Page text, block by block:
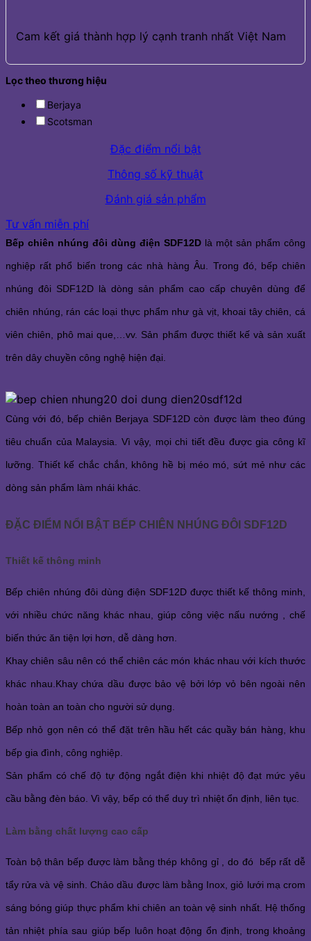
Cam kết giá thành hợp lý cạnh tranh nhất Việt Nam
Lọc theo thương hiệu
Berjaya
Scotsman
Đặc điểm nổi bật
Thông số kỹ thuật
Đánh giá sản phẩm
Tư vấn miễn phí
Bếp chiên nhúng đôi dùng điện SDF12D là một sản phẩm công
nghiệp rất phổ biến trong các nhà hàng Âu. Trong đó, bếp chiên
nhúng đôi SDF12D là dòng sản phẩm cao cấp chuyên dùng để
chiên nhúng, rán các loại thực phẩm như gà vịt, khoai tây chiên, cá
viên chiên, phô mai que,…vv. Sản phẩm được thiết kế và sản xuất
trên dây chuyền công nghệ hiện đại.
Cùng với đó, bếp chiên Berjaya SDF12D còn được làm theo đúng
tiêu chuẩn của Malaysia. Vì vậy, mọi chi tiết đều được gia công kĩ
lưỡng. Thiết kế chắc chắn, không hề bị méo mó, sứt mẻ như các
dòng sản phẩm làm nhái khác.
ĐẶC ĐIỂM NỔI BẬT BẾP CHIÊN NHÚNG ĐÔI SDF12D
Thiết kế thông minh
Bếp chiên nhúng đôi dùng điện SDF12D được thiết kế thông minh,
với nhiều chức năng khác nhau, giúp công việc nấu nướng , chế
biến thức ăn tiện lợi hơn, dễ dàng hơn.
Khay chiên sâu nên có thể chiên các món khác nhau với kích thước
khác nhau.Khay chứa dầu được bảo vệ bởi lớp vỏ bên ngoài nên
hoàn toàn an toàn cho người sử dụng.
Bếp nhỏ gọn nên có thể đặt trên hầu hết các quầy bán hàng, khu
bếp gia đình, công nghiệp.
Sản phẩm có chế độ tự động ngắt điện khi nhiệt độ đạt mức yêu
cầu bằng đèn báo. Vì vậy, bếp có thể duy trì nhiệt ổn định, liên tục.
Làm bằng chất lượng cao cấp
Toàn bộ thân bếp được làm bằng thép không gỉ , do đó bếp rất dễ
tẩy rửa và vệ sinh. Chảo dầu được làm bằng Inox, giỏ lưới mạ crom
sáng bóng giúp thực phẩm khi chiên an toàn vệ sinh nhất. Hệ thống
tản nhiệt phía sau giúp bếp luôn hoạt động ổn định, trong khoảng